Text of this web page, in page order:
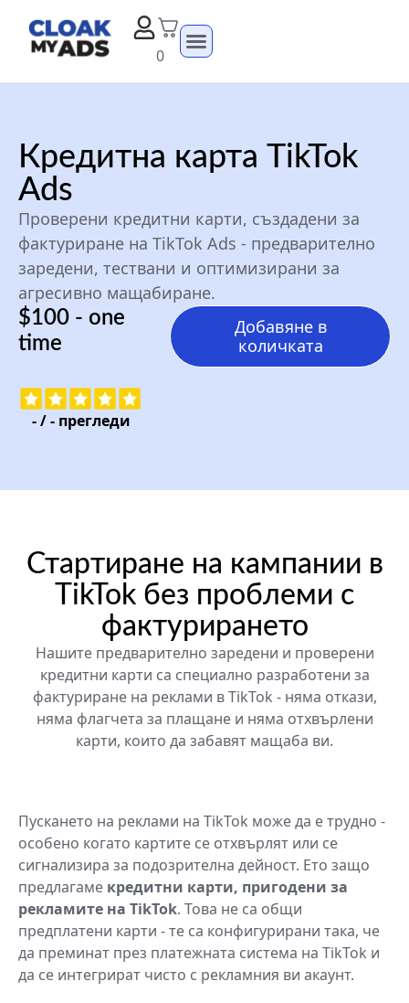
0
Кредитна карта TikTok
Ads
Проверени кредитни карти, създадени за
фактуриране на TikTok Ads - предварително
заредени, тествани и оптимизирани за
агресивно мащабиране.
$100 - one
time
Добавяне в
количката
-/-прегледи
Стартиране на кампании в
TikTok без проблеми с
фактурирането
Нашите предварително заредени и проверени
кредитни карти са специално разработени за
фактуриране на реклами в TikTok - няма откази,
няма флагчета за плащане и няма отхвърлени
карти, които да забавят мащаба ви.
Пускането на реклами на TikTok може да е трудно -
особено когато картите се отхвърлят или се
сигнализира за подозрителна дейност. Ето защо
предлагаме кредитни карти, пригодени за
рекламите на TikTok. Това не са общи
предплатени карти - те са конфигурирани така, че
да преминат през платежната система на TikTok и
да се интегрират чисто с рекламния ви акаунт.